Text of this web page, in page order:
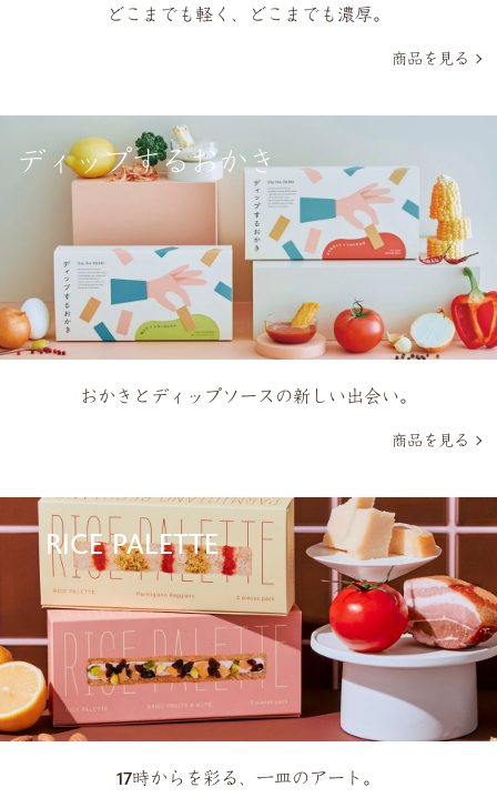
どこまでも​軽く、​どこまでも​濃厚。
商品を見る
ディップするおかき
おかきとディップソースの新しい出会い。
商品を見る
RICE PALETTE
17時からを彩る、一皿のアート。